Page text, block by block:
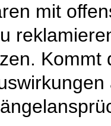
mit